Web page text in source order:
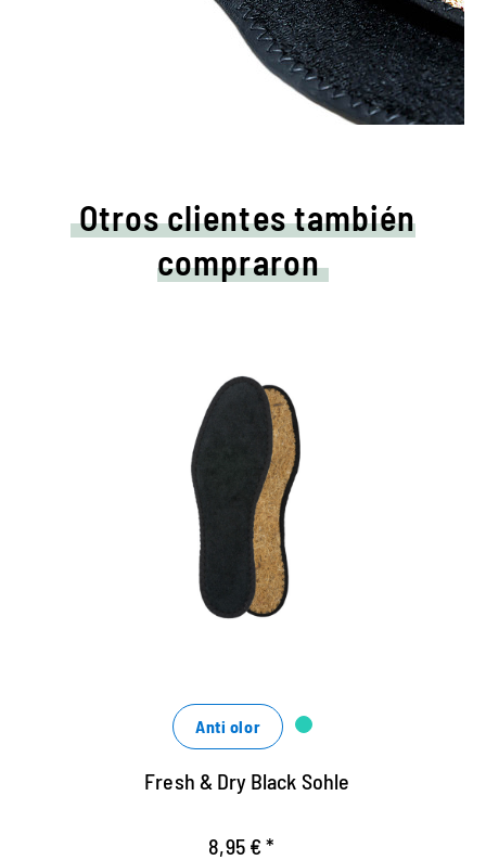
Otros clientes también
compraron
Plantilla higiénica, negro
Suela higienica negra de algodón de rizo
fibra de coco.
Lavable hasta 30 grados.
Asegura un buen clima de calzado.
Anti olor
Fresh & Dry Black Sohle
8,95 € *